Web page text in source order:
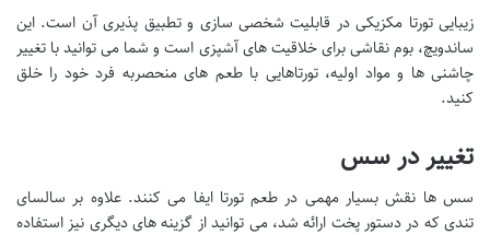
زیبایی تورتا مکزیکی در قابلیت شخصی سازی و تطبیق پذیری آن است. این
ساندویچ، بوم نقاشی برای خلاقیت های آشپزی است و شما می توانید با تغییر
چاشنی ها و مواد اولیه، تورتاهایی با طعم های منحصربه فرد خود را خلق
کنید.
تغییر در سس
سس ها نقش بسیار مهمی در طعم تورتا ایفا می کنند. علاوه بر سالسای
تندی که در دستور پخت ارائه شد، می توانید از گزینه های دیگری نیز استفاده